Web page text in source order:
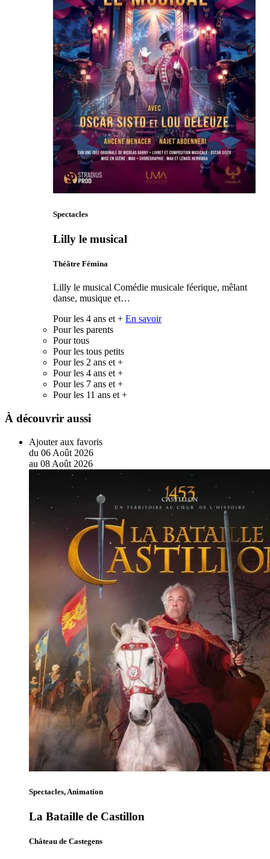
Spectacles
Lilly le musical
Théâtre Fémina
Lilly le musical Comédie musicale féerique, mêlant
danse, musique et…
Pour les 4 ans et + En savoir
Pour les parents
Pour tous
Pour les tous petits
Pour les 2 ans et +
Pour les 4 ans et +
Pour les 7 ans et +
Pour les 11 ans et +
À découvrir aussi
Ajouter aux favoris
du 06 Août 2026
au 08 Août 2026
Spectacles, Animation
La Bataille de Castillon
Château de Castegens